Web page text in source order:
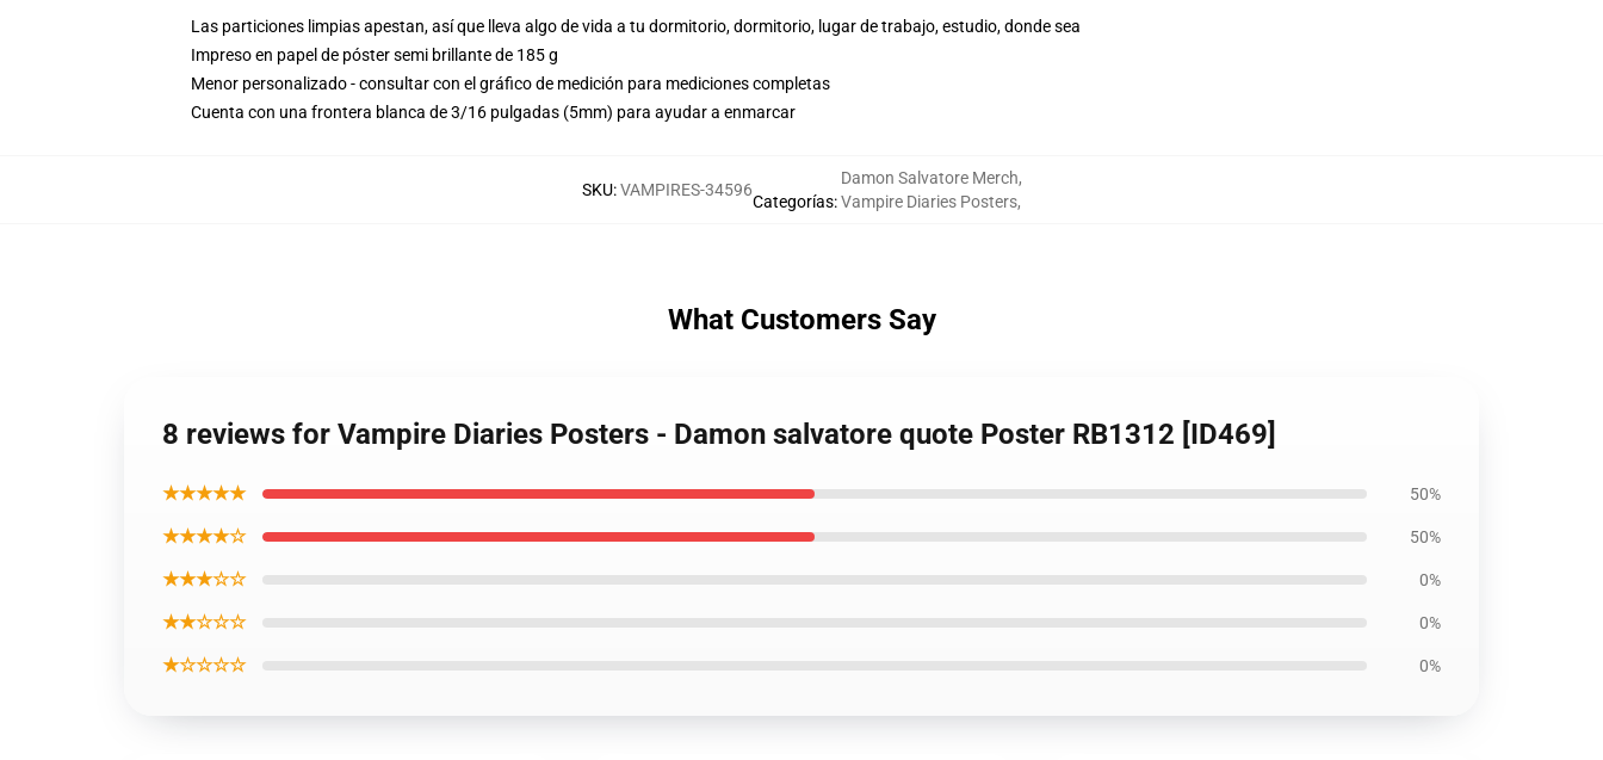
Las particiones limpias apestan, así que lleva algo de vida a tu dormitorio, dormitorio, lugar de trabajo, estudio, donde sea
Impreso en papel de póster semi brillante de 185 g
Menor personalizado - consultar con el gráfico de medición para mediciones completas
Cuenta con una frontera blanca de 3/16 pulgadas (5mm) para ayudar a enmarcar
SKU:VAMPIRES-34596
Categorías:
Damon Salvatore Merch,
Vampire Diaries Posters,
What Customers Say
8 reviews for Vampire Diaries Posters - Damon salvatore quote Poster RB1312 [ID469]
★★★★★ 50%
★★★★☆ 50%
★★★☆☆ 0%
★★☆☆☆ 0%
★☆☆☆☆ 0%